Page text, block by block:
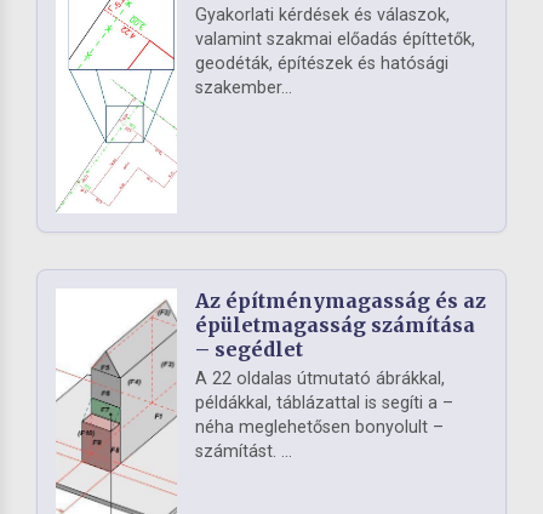
Gyakorlati kérdések és válaszok,
valamint szakmai előadás építtetők,
geodéták, építészek és hatósági
szakember...
Az építménymagasság és az
épületmagasság számítása
– segédlet
A 22 oldalas útmutató ábrákkal,
példákkal, táblázattal is segíti a –
néha meglehetősen bonyolult –
számítást. ...